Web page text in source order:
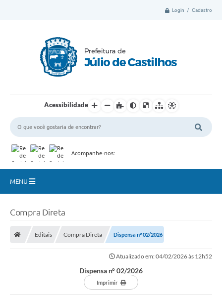
Login / Cadastro
Acessibilidade
Acompanhe-nos:
MENU
Compra Direta
Editais Compra Direta Dispensa n° 02/2026
Atualizado em: 04/02/2026 às 12h52
Dispensa n° 02/2026
Imprimir